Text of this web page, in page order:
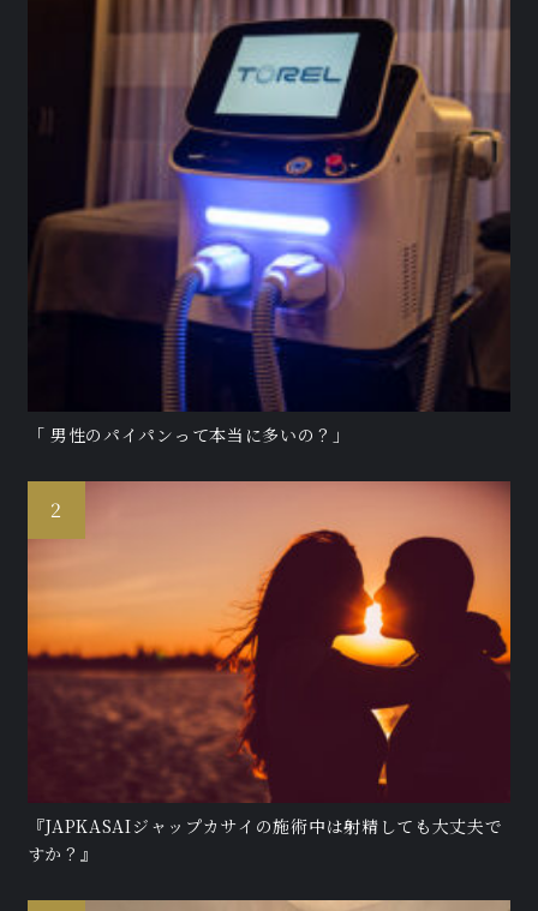
「 男性のパイパンって本当に多いの？」
『JAPKASAIジャップカサイの施術中は射精しても大丈夫で
すか？』